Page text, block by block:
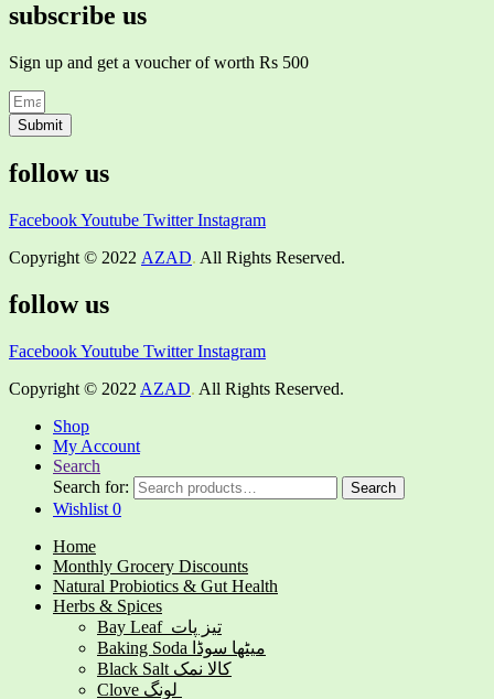
subscribe us
Sign up and get a voucher of worth Rs 500
Submit
follow us
FacebookYoutube Twitter Instagram
Copyright © 2022 AZAD. All Rights Reserved.
follow us
FacebookYoutube Twitter Instagram
Copyright © 2022 AZAD. All Rights Reserved.
Shop
My Account
Search
Search for:
Search
Wishlist 0
Home
Monthly Grocery Discounts
Natural Probiotics & Gut Health
Herbs & Spices
Bay Leaf تیز پات
Baking Soda میٹھا سوڈا
Black Salt کالا نمک